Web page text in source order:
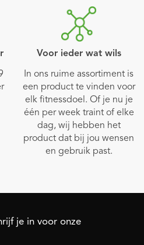
Voor ieder wat wils
In ons ruime assortiment is
een product te vinden voor
elk fitnessdoel. Of je nu je
één per week traint of elke
dag, wij hebben het
product dat bij jou wensen
en gebruik past.
je in voor onze